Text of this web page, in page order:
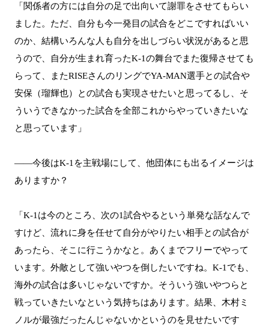
「関係者の方には自分の足で出向いて謝罪をさせてもらい
ました。ただ、自分も今一発目の試合をどこですればいい
のか、結構いろんな人も自分を出しづらい状況があると思
うので、自分が生まれ育ったK-1の舞台でまた復帰させても
らって、またRISEさんのリングでYA-MAN選手との試合や
安保（瑠輝也）との試合も実現させたいと思ってるし、そ
ういうできなかった試合を全部これからやっていきたいな
と思っています」
――今後はK-1を主戦場にして、他団体にも出るイメージは
ありますか？
「K-1は今のところ、次の1試合やるという単発な話なんで
すけど、流れに身を任せて自分がやりたい相手との試合が
あったら、そこに行こうかなと。あくまでフリーでやって
います。外敵として強いやつを倒したいですね。K-1でも、
海外の試合は多いじゃないですか。そういう強いやつらと
戦っていきたいなという気持ちはあります。結果、木村ミ
ノルが最強だったんじゃないかというのを見せたいです